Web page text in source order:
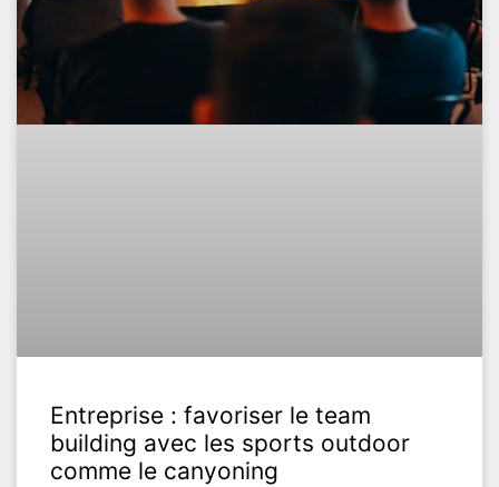
Entreprise : favoriser le team
building avec les sports outdoor
comme le canyoning